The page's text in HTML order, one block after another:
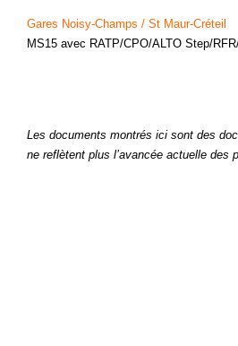
Gares Noisy-Champs / St Maur-Créteil
MS15 avec RATP/CPO/ALTO Step/
Les documents montrés ici sont des
ne reflètent plus l’avancée actuelle des